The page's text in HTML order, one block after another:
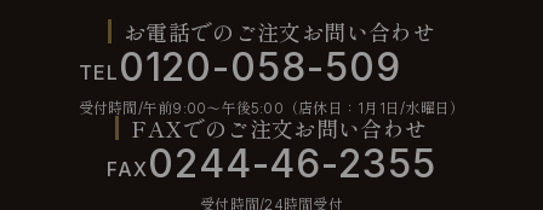
お電話でのご注文お問い合わせ
TEL 0120-058-509
受付時間/午前9:00〜午後5:00（店休日：1月1日/水曜日）
FAXでのご注文お問い合わせ
FAX0244-46-2355
受付時間/24時間受付